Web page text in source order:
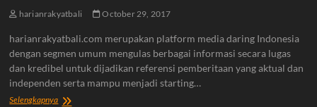
harianrakyatbali October 29, 2017
harianrakyatbali.com merupakan platform media daring Indonesia
dengan segmen umum mengulas berbagai informasi secara lugas
dan kredibel untuk dijadikan referensi pemberitaan yang aktual dan
independen serta mampu menjadi starting…
SelengkapnyaTentang